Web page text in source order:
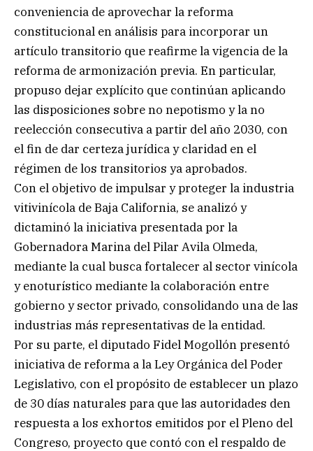
conveniencia de aprovechar la reforma
constitucional en análisis para incorporar un
artículo transitorio que reafirme la vigencia de la
reforma de armonización previa. En particular,
propuso dejar explícito que continúan aplicando
las disposiciones sobre no nepotismo y la no
reelección consecutiva a partir del año 2030, con
el fin de dar certeza jurídica y claridad en el
régimen de los transitorios ya aprobados.
Con el objetivo de impulsar y proteger la industria
vitivinícola de Baja California, se analizó y
dictaminó la iniciativa presentada por la
Gobernadora Marina del Pilar Avila Olmeda,
mediante la cual busca fortalecer al sector vinícola
y enoturístico mediante la colaboración entre
gobierno y sector privado, consolidando una de las
industrias más representativas de la entidad.
Por su parte, el diputado Fidel Mogollón presentó
iniciativa de reforma a la Ley Orgánica del Poder
Legislativo, con el propósito de establecer un plazo
de 30 días naturales para que las autoridades den
respuesta a los exhortos emitidos por el Pleno del
Congreso, proyecto que contó con el respaldo de